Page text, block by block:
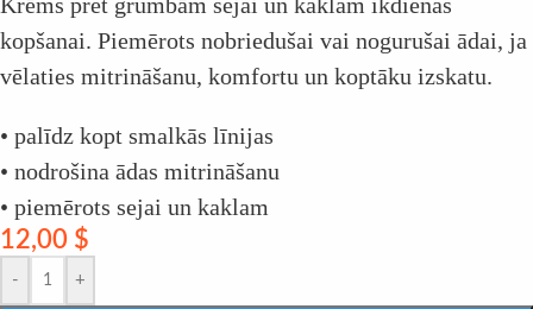
kopšanai. Piemērots nobriedušai vai nogurušai ādai, ja
vēlaties mitrināšanu, komfortu un koptāku izskatu.
• palīdz kopt smalkās līnijas
• nodrošina ādas mitrināšanu
• piemērots sejai un kaklam
12,00 $
- +